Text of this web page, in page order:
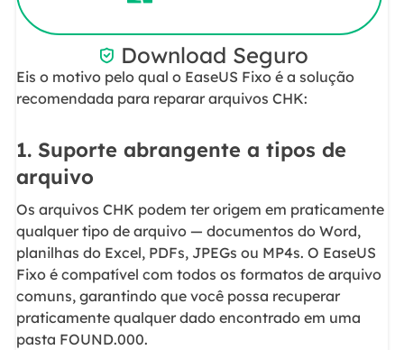
 Download Seguro
Eis o motivo pelo qual o EaseUS Fixo é a solução
recomendada para reparar arquivos CHK:
1. Suporte abrangente a tipos de
arquivo
Os arquivos CHK podem ter origem em praticamente
qualquer tipo de arquivo — documentos do Word,
planilhas do Excel, PDFs, JPEGs ou MP4s. O EaseUS
Fixo é compatível com todos os formatos de arquivo
comuns, garantindo que você possa recuperar
praticamente qualquer dado encontrado em uma
pasta FOUND.000.